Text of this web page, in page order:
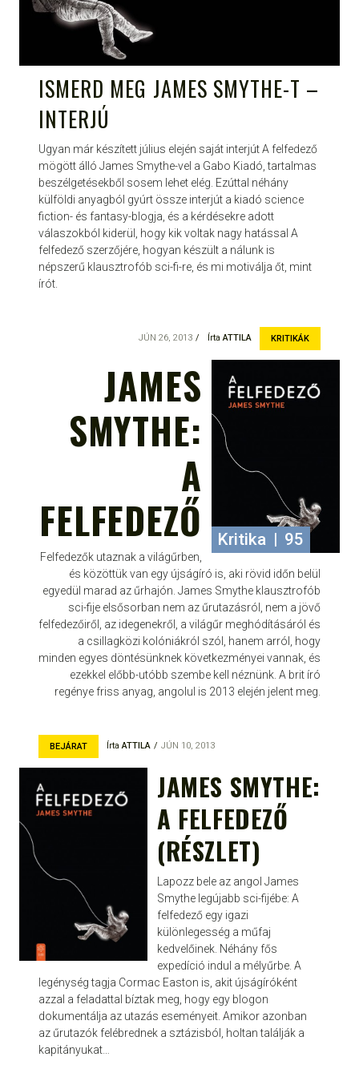
ISMERD MEG JAMES SMYTHE-T –
INTERJÚ
Ugyan már készített július elején saját interjút A felfedező
mögött álló James Smythe-vel a Gabo Kiadó, tartalmas
beszélgetésekből sosem lehet elég. Ezúttal néhány
külföldi anyagból gyúrt össze interjút a kiadó science
fiction- és fantasy-blogja, és a kérdésekre adott
válaszokból kiderül, hogy kik voltak nagy hatással A
felfedező szerzőjére, hogyan készült a nálunk is
népszerű klausztrofób sci-fi-re, és mi motiválja őt, mint
írót.
KRITIKÁK
ÍrtaATTILA
JÚN 26, 2013
Kritika | 95
JAMES
SMYTHE:
A
FELFEDEZŐ
Felfedezők utaznak a világűrben,
és közöttük van egy újságíró is, aki rövid időn belül
egyedül marad az űrhajón. James Smythe klausztrofób
sci-fije elsősorban nem az űrutazásról, nem a jövő
felfedezőiről, az idegenekről, a világűr meghódításáról és
a csillagközi kolóniákról szól, hanem arról, hogy
minden egyes döntésünknek következményei vannak, és
ezekkel előbb-utóbb szembe kell néznünk. A brit író
regénye friss anyag, angolul is 2013 elején jelent meg.
BEJÁRAT ÍrtaATTILA JÚN 10, 2013
JAMES SMYTHE:
A FELFEDEZŐ
(RÉSZLET)
Lapozz bele az angol James
Smythe legújabb sci-fijébe: A
felfedező egy igazi
különlegesség a műfaj
kedvelőinek. Néhány fős
expedíció indul a mélyűrbe. A
legénység tagja Cormac Easton is, akit újságíróként
azzal a feladattal bíztak meg, hogy egy blogon
dokumentálja az utazás eseményeit. Amikor azonban
az űrutazók felébrednek a sztázisból, holtan találják a
kapitányukat…